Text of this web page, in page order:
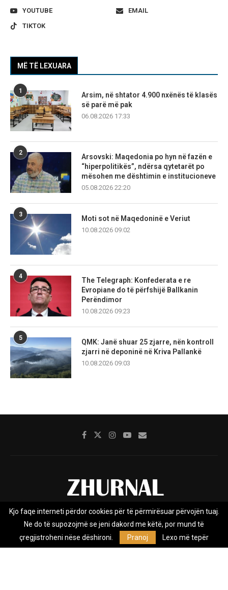
YOUTUBE
EMAIL
TIKTOK
MË TË LEXUARA
1
Arsim, në shtator 4.900 nxënës të klasës
së parë më pak
06.08.2026 17:33
2
Arsovski: Maqedonia po hyn në fazën e
“hiperpolitikës”, ndërsa qytetarët po
mësohen me dështimin e institucioneve
05.08.2026 22:20
3
Moti sot në Maqedoninë e Veriut
10.08.2026 09:02
4
The Telegraph: Konfederata e re
Evropiane do të përfshijë Ballkanin
Perëndimor
10.08.2026 09:23
5
QMK: Janë shuar 25 zjarre, nën kontroll
zjarri në deponinë në Kriva Pallankë
10.08.2026 09:03
Rreth nesh Impresumi Marketing
Privacy Policy
Zhurnal.mk është Agjenci e Lajmeve e pavarur, e themeluar në vitin
Kjo faqe interneti përdor cookies për të përmirësuar përvojën tuaj.
Ne do të supozojmë se jeni dakord me këtë, por mund të
çregjistroheni nëse dëshironi.
Pranoj Lexo më tepër